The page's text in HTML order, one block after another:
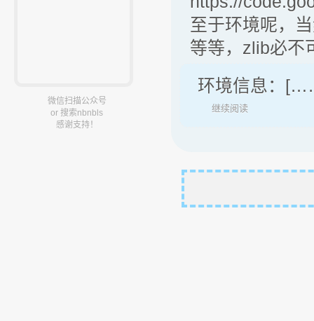
微信扫描公众号
or 搜索nbnbls
感谢支持！
至于环境呢，
等等，zlib必不
环境信息：
继续阅读